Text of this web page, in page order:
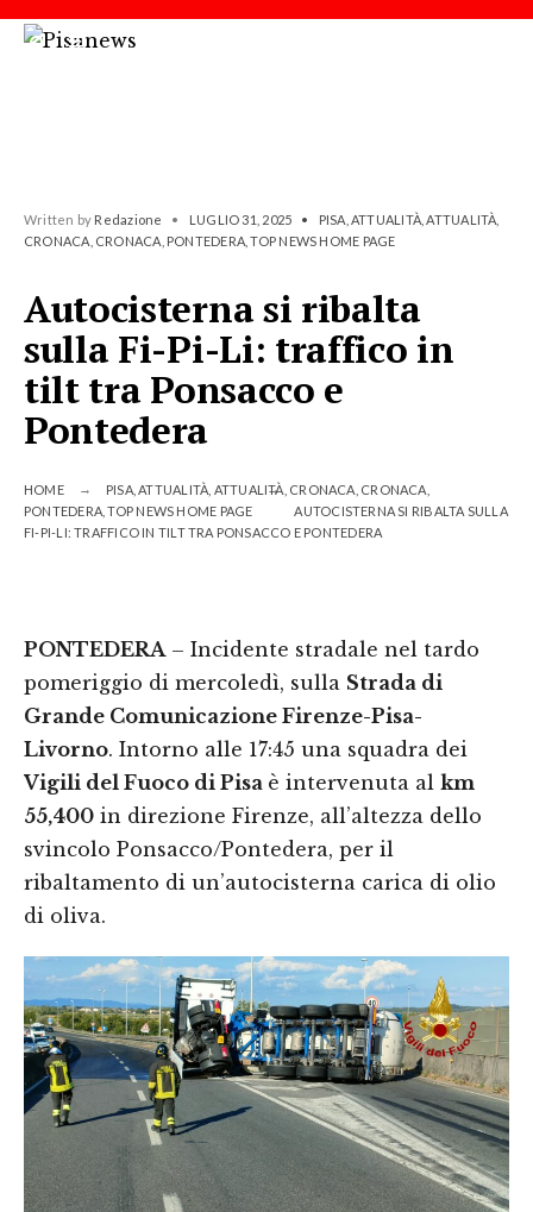
Written by Redazione • LUGLIO 31, 2025 • PISA ATTUALITÀ,ATTUALITÀ
CRONACA CRONACA PONTEDERA,TOP NEWS HOME PAGE
Autocisterna si ribalta
sulla Fi-Pi-Li: traffico in
tilt tra Ponsacco e
Pontedera
HOME PISA,ATTUALITÀ ATTUALITÀ CRONACA CRONACA
PONTEDERA,TOP NEWS HOME PAGE
AUTOCISTERNA SI RIBALTA SULLA
FI-PI-LI: TRAFFICO IN TILT TRA PONSACCO E PONTEDERA
PONTEDERA– Incidente stradale nel tardo
pomeriggio di mercoledì, sulla Strada di
Grande Comunicazione Firenze-Pisa-
Livorno. Intorno alle 17:45 una squadra dei
Vigili del Fuoco di Pisa è intervenuta al km
55,400 in direzione Firenze, all’altezza dello
svincolo Ponsacco/Pontedera, per il
ribaltamento di un’autocisterna carica di olio
di oliva.